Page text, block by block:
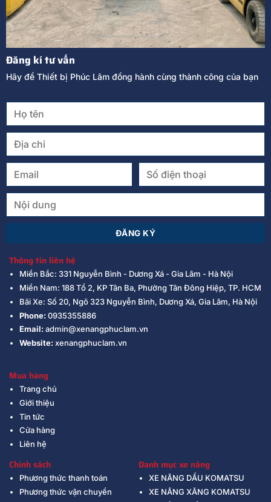
Đăng kí tư vấn
Hãy để Thiết bị Phúc Lâm đồng hành cùng thành công của bạn
Thông tin liên hệ
Miền Bắc: 331 Nguyễn Bình - Dương Xá - Gia Lâm - Hà Nội
Miền Nam: 188 Tổ 2, KP Tân Ba, Phường Tân Đông Hiệp, TP. HCM
Bãi Xe: Số 20, Ngõ 323 Nguyễn Bình, Dương Xá, Gia Lâm, Hà Nội
Phone:0935355886
Email:admin@xenangphuclam.vn
Website:xenangphuclam.vn
Mua hàng
Trang chủ
Giới thiệu
Tin tức
Cửa hàng
Liên hệ
Chính sách
Phương thức thanh toán
Phương thức vận chuyển
Danh mục xe nâng
XE NÂNG DẦU KOMATSU
XE NÂNG XĂNG KOMATSU